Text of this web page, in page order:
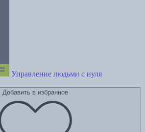
Управление людьми с нуля
Добавить в избранное